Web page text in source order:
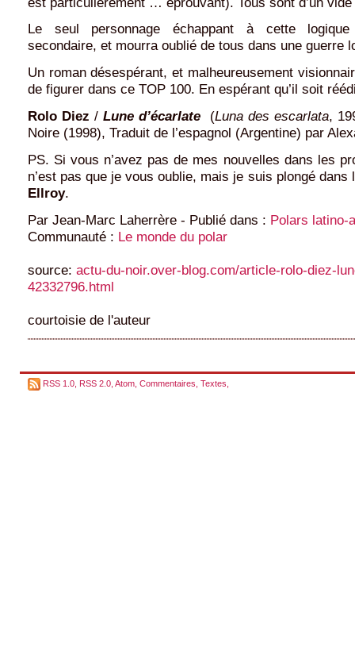
Le seul personnage échappant à cette
secondaire, et mourra oublié de tous dans une guerre
Un roman désespérant, et malheureusement
de figurer dans ce TOP 100. En espérant qu’il soit
Rolo Diez / Lune d’écarlate (Luna des escarlata,
Noire (1998), Traduit de l’espagnol (Argentine) par
PS. Si vous n’avez pas de mes nouvelles dans les
n’est pas que je vous oublie, mais je suis plongé dans
Ellroy.
Par Jean-Marc Laherrère - Publié dans : Polars latino-
Communauté : Le monde du polar
source: actu-du-noir.over-blog.com/article-rolo-diez-
42332796.html
courtoisie de l'auteur
RSS 1.0 RSS 2.0 Atom Commentaires Textes